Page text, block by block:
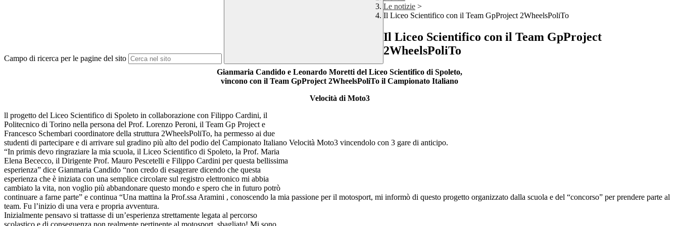
Campo di ricerca per le pagine del sito
Le notizie >
Il Liceo Scientifico con il Team GpProject 2WheelsPoliTo
Il Liceo Scientifico con il Team GpProject
2WheelsPoliTo
Gianmaria Candido e Leonardo Moretti del Liceo Scientifico di Spoleto,
vincono con il Team GpProject 2WheelsPoliTo il Campionato Italiano
Velocità di Moto3
ll progetto del Liceo Scientifico di Spoleto in collaborazione con Filippo Cardini, il
Politecnico di Torino nella persona del Prof. Lorenzo Peroni, il Team Gp Project e
Francesco Schembari coordinatore della struttura 2WheelsPoliTo, ha permesso ai due
studenti di partecipare e di arrivare sul gradino più alto del podio del Campionato Italiano Velocità Moto3 vincendolo con 3 gare di anticipo.
“In primis devo ringraziare la mia scuola, il Liceo Scientifico di Spoleto, la Prof. Maria
Elena Bececco, il Dirigente Prof. Mauro Pescetelli e Filippo Cardini per questa bellissima
esperienza” dice Gianmaria Candido “non credo di esagerare dicendo che questa
esperienza che è iniziata con una semplice circolare sul registro elettronico mi abbia
cambiato la vita, non voglio più abbandonare questo mondo e spero che in futuro potrò
continuare a farne parte” e continua “Una mattina la Prof.ssa Aramini , conoscendo la mia passione per il motosport, mi informò di questo progetto organizzato dalla scuola e del “concorso” per prendere parte al
team. Fu l’inizio di una vera e propria avventura.
Inizialmente pensavo si trattasse di un’esperienza strettamente legata al percorso